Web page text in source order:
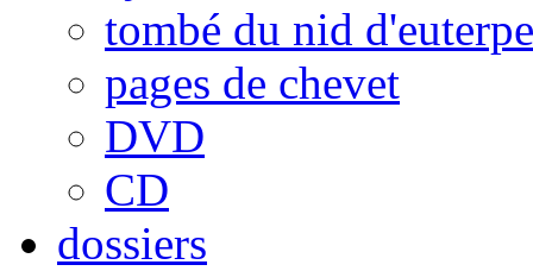
tombé du nid d'euterpe
pages de chevet
DVD
CD
dossiers